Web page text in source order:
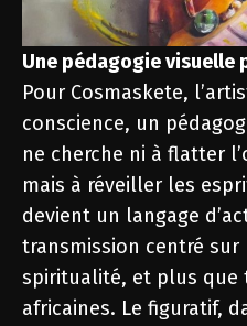
Une pédagogie visuelle
Pour Cosmaskete,
conscience, un
ne cherche ni à flatter
mais à réveiller les
devient un langage
transmission centré sur
spiritualité, et plus que
africaines. Le figuratif,